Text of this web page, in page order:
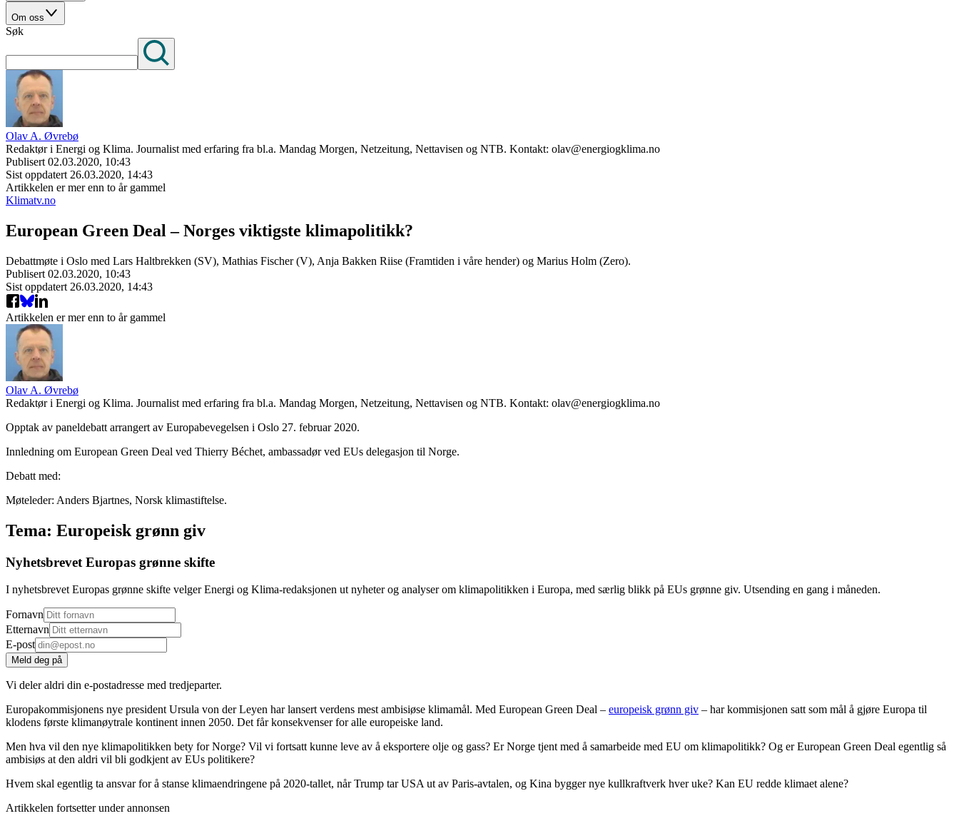
Om oss
Søk
Olav A. Øvrebø
Redaktør i Energi og Klima. Journalist med erfaring fra bl.a. Mandag Morgen, Netzeitung, Nettavisen og NTB. Kontakt: olav@energiogklima.no
Publisert 02.03.2020, 10:43
Sist oppdatert 26.03.2020, 14:43
Artikkelen er mer enn to år gammel
Klimatv.no
European Green Deal – Norges viktigste klimapolitikk?
Debattmøte i Oslo med Lars Haltbrekken (SV), Mathias Fischer (V), Anja Bakken Riise (Framtiden i våre hender) og Marius Holm (Zero).
Publisert 02.03.2020, 10:43
Sist oppdatert 26.03.2020, 14:43
Artikkelen er mer enn to år gammel
Olav A. Øvrebø
Redaktør i Energi og Klima. Journalist med erfaring fra bl.a. Mandag Morgen, Netzeitung, Nettavisen og NTB. Kontakt: olav@energiogklima.no
Opptak av paneldebatt arrangert av Europabevegelsen i Oslo 27. februar 2020.
Innledning om European Green Deal ved Thierry Béchet, ambassadør ved EUs delegasjon til Norge.
Debatt med:
Møteleder: Anders Bjartnes, Norsk klimastiftelse.
Tema: Europeisk grønn giv
Nyhetsbrevet Europas grønne skifte
I nyhetsbrevet Europas grønne skifte velger Energi og Klima-redaksjonen ut nyheter og analyser om klimapolitikken i Europa, med særlig blikk på EUs grønne giv. Utsending en gang i måneden.
Fornavn
Etternavn
E-post
Meld deg på
Vi deler aldri din e-postadresse med tredjeparter.
Europakommisjonens nye president Ursula von der Leyen har lansert verdens mest ambisiøse klimamål. Med European Green Deal – europeisk grønn giv – har kommisjonen satt som mål å gjøre Europa til
klodens første klimanøytrale kontinent innen 2050. Det får konsekvenser for alle europeiske land.
Men hva vil den nye klimapolitikken bety for Norge? Vil vi fortsatt kunne leve av å eksportere olje og gass? Er Norge tjent med å samarbeide med EU om klimapolitikk? Og er European Green Deal egentlig så
ambisiøs at den aldri vil bli godkjent av EUs politikere?
Hvem skal egentlig ta ansvar for å stanse klimaendringene på 2020-tallet, når Trump tar USA ut av Paris-avtalen, og Kina bygger nye kullkraftverk hver uke? Kan EU redde klimaet alene?
Artikkelen fortsetter under annonsen